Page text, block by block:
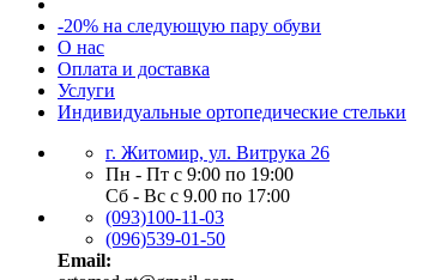
-20% на следующую пару обуви
О нас
Оплата и доставка
Услуги
Индивидуальные ортопедические стельки
г. Житомир, ул. Витрука 26
Пн - Пт с 9:00 по 19:00
Сб - Вс с 9.00 по 17:00
(093)100-11-03
(096)539-01-50
Email: